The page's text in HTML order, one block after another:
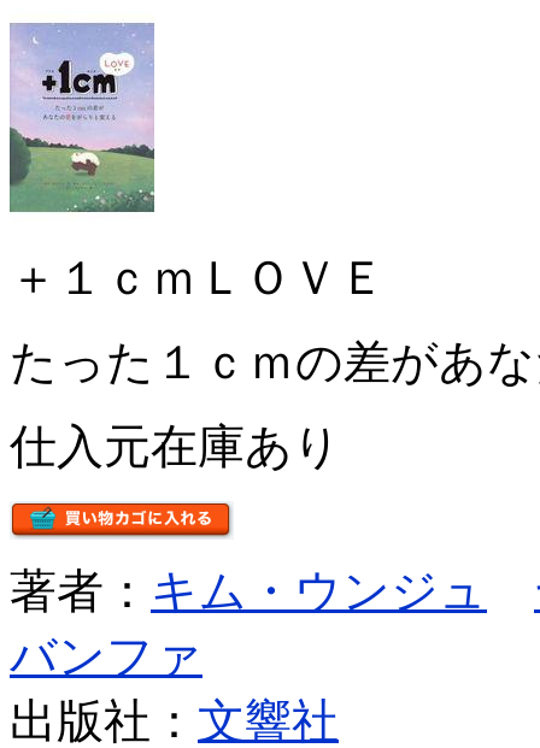
＋１ｃｍＬＯＶＥ
たった１ｃｍの差があ
仕入元在庫あり
著者： キム・ウンジュ
バンファ
出版社： 文響社